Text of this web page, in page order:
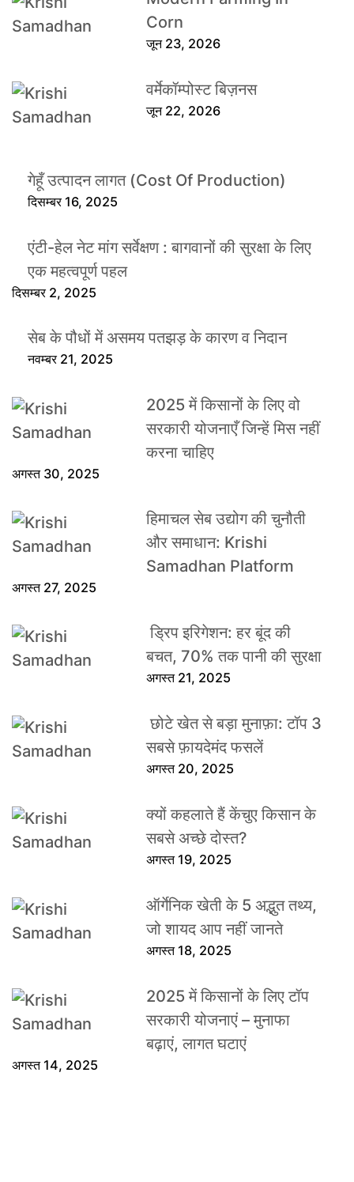
Corn
जून 23, 2026
वर्मेकॉम्पोस्ट बिज़नस
जून 22, 2026
गेहूँ उत्पादन लागत (Cost Of Production)
दिसम्बर 16, 2025
एंटी-हेल नेट मांग सर्वेक्षण : बागवानों की सुरक्षा के लिए
एक महत्वपूर्ण पहल
दिसम्बर 2, 2025
सेब के पौधों में असमय पतझड़ के कारण व निदान
नवम्बर 21, 2025
2025 में किसानों के लिए वो
सरकारी योजनाएँ जिन्हें मिस नहीं
करना चाहिए
अगस्त 30, 2025
हिमाचल सेब उद्योग की चुनौती
और समाधान: Krishi
Samadhan Platform
अगस्त 27, 2025
ड्रिप इरिगेशन: हर बूंद की
बचत, 70% तक पानी की सुरक्षा
अगस्त 21, 2025
छोटे खेत से बड़ा मुनाफ़ा: टॉप 3
सबसे फ़ायदेमंद फसलें
अगस्त 20, 2025
क्यों कहलाते हैं केंचुए किसान के
सबसे अच्छे दोस्त?
अगस्त 19, 2025
ऑर्गेनिक खेती के 5 अद्भुत तथ्य,
जो शायद आप नहीं जानते
अगस्त 18, 2025
2025 में किसानों के लिए टॉप
सरकारी योजनाएं – मुनाफा
बढ़ाएं, लागत घटाएं
अगस्त 14, 2025